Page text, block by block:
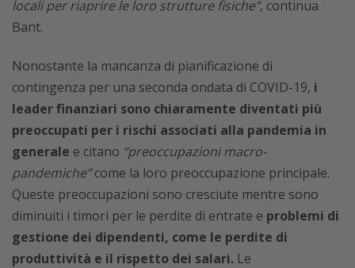
locali per riaprire le loro strutture fisiche”, continua
Bant.
Nonostante la mancanza di pianificazione di
contingenza per una seconda ondata di COVID-19, i
leader finanziari sono chiaramente diventati più
preoccupati per i rischi associati alla pandemia in
generale e citano “preoccupazioni macro-
pandemiche”come la loro preoccupazione principale.
Queste preoccupazioni sono cresciute mentre sono
diminuiti i timori per le perdite di entrate e problemi di
gestione dei dipendenti, come le perdite di
produttività e il rispetto dei salari. Le